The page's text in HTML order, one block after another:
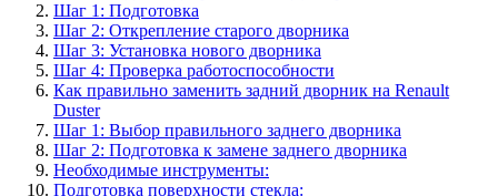
Шаг 1: Подготовка
Шаг 2: Открепление старого дворника
Шаг 3: Установка нового дворника
Шаг 4: Проверка работоспособности
Как правильно заменить задний дворник на Renault
Duster
Шаг 1: Выбор правильного заднего дворника
Шаг 2: Подготовка к замене заднего дворника
Необходимые инструменты:
Подготовка поверхности стекла: